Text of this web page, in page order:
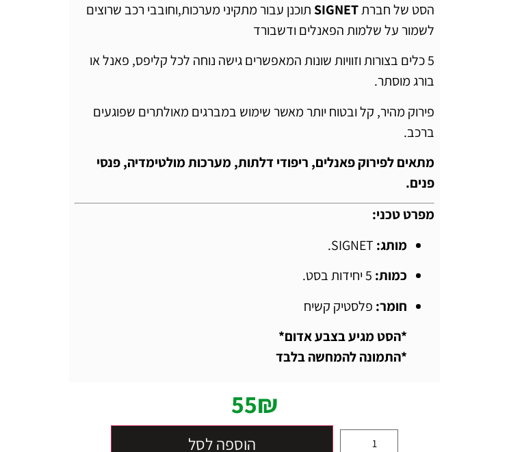
הסט של חברתSIGNET תוכנן עבור מתקיני מערכות,וחובבי רכב שרוצים
לשמור על שלמות הפאנלים ודשבורד
5 כלים בצורות וזוויות שונות המאפשרים גישה נוחה לכל קליפס, פאנל או
בורג מוסתר.
פירוק מהיר, קל ובטוח יותר מאשר שימוש במברגים מאולתרים שפוגעים
ברכב.
מתאים לפירוק פאנלים, ריפודי דלתות, מערכות מולטימדיה, פנסי
פנים.
מפרט טכני:
מותג:
כמות:
חומר: פלסטיק קשיח
*הסט מגיע בצבע אדום*
*התמונה להמחשה בלבד
55₪
הוספה לסל